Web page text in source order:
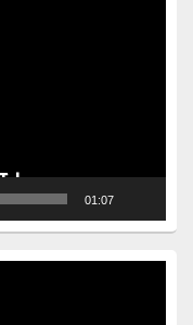
01:07